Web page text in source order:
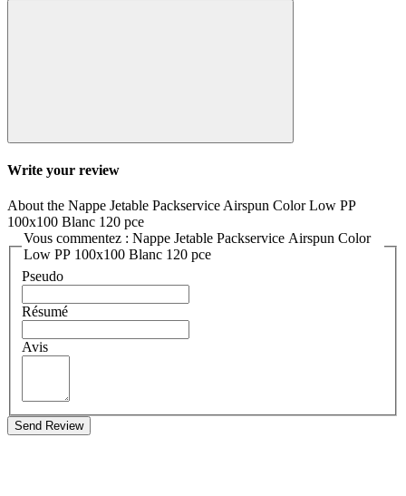
Write your review
About the Nappe Jetable Packservice Airspun Color Low PP
100x100 Blanc 120 pce
Vous commentez : Nappe Jetable Packservice Airspun Color
Low PP 100x100 Blanc 120 pce
Pseudo
Résumé
Avis
Send Review